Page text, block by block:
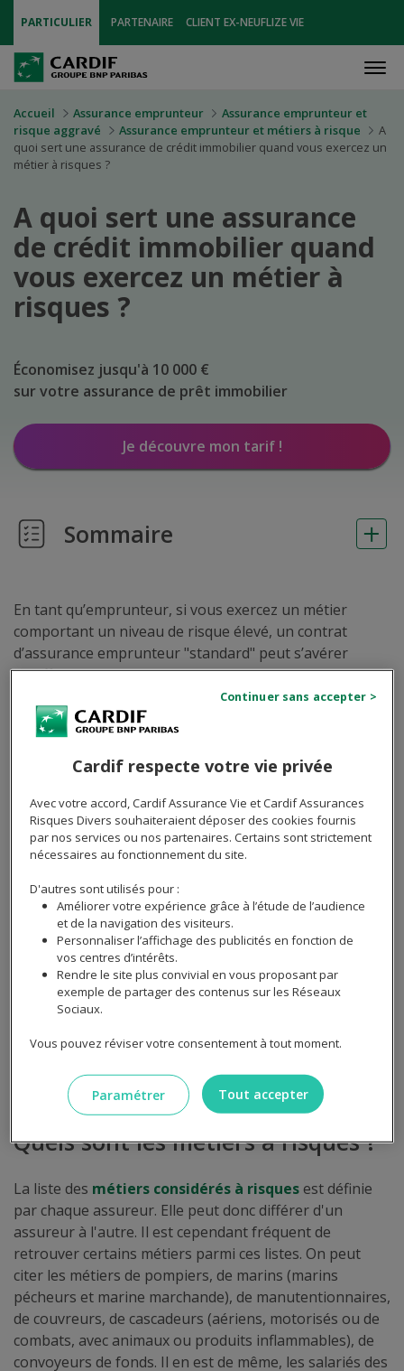
PARTICULIER PARTENAIRE CLIENT EX-NEUFLIZE VIE
Accueil Assurance emprunteur
Assurance emprunteur et
risque aggravé
Assurance emprunteur et métiers à risque
A
quoi sert une assurance de crédit immobilier quand vous exercez un
métier à risques ?
A quoi sert une assurance
de crédit immobilier quand
vous exercez un métier à
risques ?
Économisez jusqu'à 10 000 €
sur votre assurance de prêt immobilier
Je découvre mon tarif !
Sommaire
En tant qu’emprunteur, si vous exercez un métier
comportant un niveau de risque élevé, un contrat
d’assurance emprunteur "standard" peut s’avérer
insuffisant pour vous couvrir correctement. Dès lors,
assurance emprunteur adaptéepeut s’avérer
nécessaire.
Même si l'assurance des emprunteurs (ADE) n'est pas
obligatoire, presque tous les établissements de crédits
immobiliers demandent à leurs clients d'en souscrire
une pour se prémunir d'une éventuelle incapacité de
travailler, des risques de maladie, d'accident ou d’arrêt
de travail. En général, les risques à couvrir sont le décès
et l'invalidité provisoire ou définitive. Lorsque le métier
couverture de l'assurance de prêt doit être renforcé.
Quels sont les métiers à risques ?
La liste des métiers considérés à risques est définie
par chaque assureur. Elle peut donc différer d'un
assureur à l'autre. Il est cependant fréquent de
retrouver certains métiers parmi ces listes. On peut
citer les métiers de pompiers, de marins (marins
pécheurs et marine marchande), de manutentionnaires,
de couvreurs, de cascadeurs (aériens, motorisés ou de
combats, avec animaux ou produits inflammables), de
convoyeurs de fonds. Il en est de même, les salariés des
Cardif respecte votre vie privée
Avec votre accord, Cardif Assurance Vie et Cardif Assurances
Risques Divers souhaiteraient déposer des cookies fournis
par nos services ou nos partenaires. Certains sont strictement
nécessaires au fonctionnement du site.
D'autres sont utilisés pour :
Améliorer votre expérience grâce à l’étude de l’audience
et de la navigation des visiteurs.
Personnaliser l’affichage des publicités en fonction de
vos centres d’intérêts.
Rendre le site plus convivial en vous proposant par
exemple de partager des contenus sur les Réseaux
Sociaux.
Vous pouvez réviser votre consentement à tout moment.
Tout accepter
Paramétrer